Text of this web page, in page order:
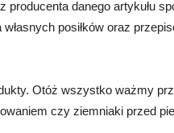
producenta danego artykułu
posiłków oraz
Otóż wszystko ważmy
czy ziemniaki przed